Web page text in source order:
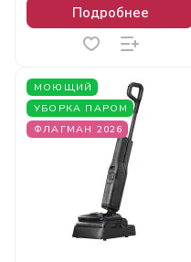
Подробнее
МОЮЩИЙ
УБОРКА ПАРОМ
ФЛАГМАН 2026